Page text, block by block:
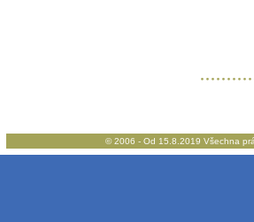
© 2006 - Od 15.8.2019 Všechna